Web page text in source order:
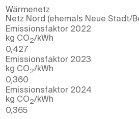
Wärmenetz
Netz Nord (ehemals Neue Stadt/
Emissionsfaktor 2022
kg CO2/kWh
0,427
Emissionsfaktor 2023
kg CO2/kWh
0,360
Emissionsfaktor 2024
kg CO2/kWh
0,365